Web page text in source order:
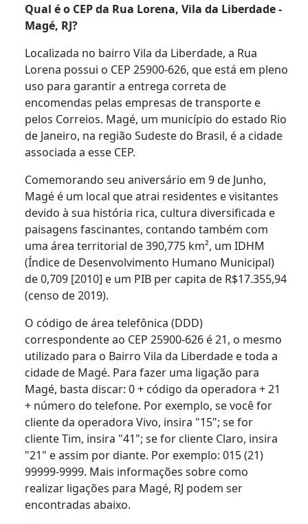
Qual é o CEP da Rua Lorena, Vila da Liberdade -
Magé, RJ?
Localizada no bairro Vila da Liberdade, a Rua
Lorena possui o CEP 25900-626, que está em pleno
uso para garantir a entrega correta de
encomendas pelas empresas de transporte e
pelos Correios. Magé, um município do estado Rio
de Janeiro, na região Sudeste do Brasil, é a cidade
associada a esse CEP.
Comemorando seu aniversário em 9 de Junho,
Magé é um local que atrai residentes e visitantes
devido à sua história rica, cultura diversificada e
paisagens fascinantes, contando também com
uma área territorial de 390,775 km², um IDHM
(Índice de Desenvolvimento Humano Municipal)
de 0,709 [2010] e um PIB per capita de R$17.355,94
(censo de 2019).
O código de área telefônica (DDD)
correspondente ao CEP 25900-626 é 21, o mesmo
utilizado para o Bairro Vila da Liberdade e toda a
cidade de Magé. Para fazer uma ligação para
Magé, basta discar: 0 + código da operadora + 21
+ número do telefone. Por exemplo, se você for
cliente da operadora Vivo, insira "15"; se for
cliente Tim, insira "41"; se for cliente Claro, insira
"21" e assim por diante. Por exemplo: 015 (21)
99999-9999. Mais informações sobre como
realizar ligações para Magé, RJ podem ser
encontradas abaixo.